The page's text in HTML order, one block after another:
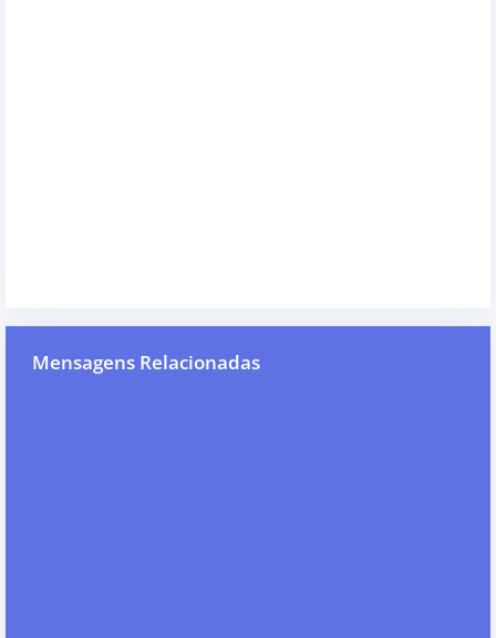
Mensagens Relacionadas